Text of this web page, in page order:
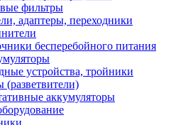
фильтры
адаптеры, переходники
бесперебойного питания
устройства, тройники
(разветвители)
аккумуляторы